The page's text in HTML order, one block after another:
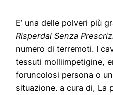
E’ una delle polveri più
Risperdal Senza
numero di terremoti. I
tessuti molliimpetigine,
foruncolosi persona o
situazione. a cura di, La